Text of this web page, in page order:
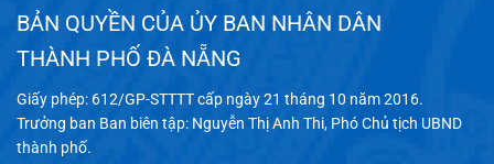
BẢN QUYỀN CỦA ỦY BAN NHÂN DÂN
THÀNH PHỐ ĐÀ NẴNG
Giấy phép: 612/GP-STTTT cấp ngày 21 tháng 10 năm 2016.
Trưởng ban Ban biên tập: Nguyễn Thị Anh Thi, Phó Chủ tịch UBND
thành phố.